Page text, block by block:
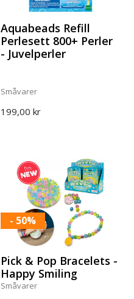
Aquabeads Refill
Perlesett 800+ Perler
- Juvelperler
Småvarer
199,00 kr
Pick & Pop Bracelets -
Happy Smiling
Småvarer
- 50%